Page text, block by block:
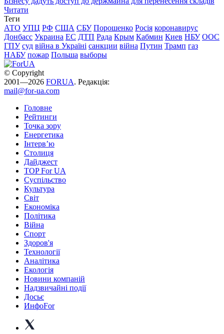
Читати
Теги
АТО УПЦ РФ США СБУ Порошенко Росія коронавирус
Донбасс Украина ЕС ДТП Рада Крым Кабмин Киев НБУ ООС
ГПУ суд війна в Україні санкции війна Путин Трамп газ
НАБУ пожар Польша выборы
© Copyright
2001—2026 FORUA. Редакція:
mail@for-ua.com
Головне
Рейтинги
Точка зору
Енергетика
Інтерв’ю
Столиця
Дайджест
TOP For UA
Суспiльство
Культура
Світ
Економіка
Політика
Війна
Спорт
Здоров'я
Технології
Аналітика
Екологія
Новини компаній
Надзвичайні події
Досьє
ИнфоFor